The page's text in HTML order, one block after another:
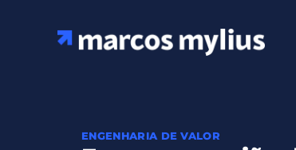
ENGENHARIA DE VALOR